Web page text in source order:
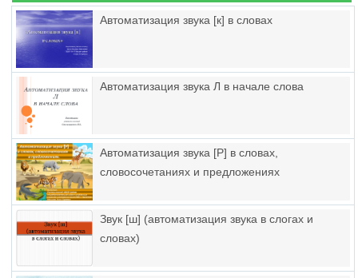
Автоматизация звука [к] в словах
Автоматизация звука Л в начале слова
Автоматизация звука [Р] в словах,
словосочетаниях и предложениях
Звук [ш] (автоматизация звука в слогах и
словах)